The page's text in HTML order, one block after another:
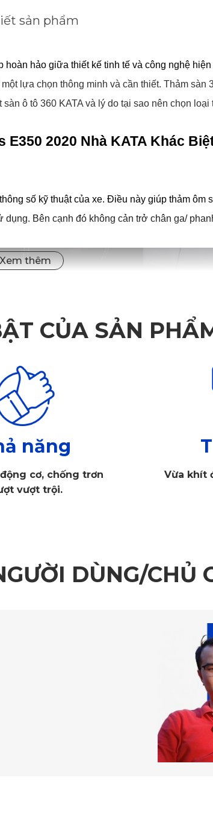
sản phẩm
hảo giữa thiết kế tinh tế và công nghệ
một lựa chọn thông minh và cần thiết. Thảm
ô tô 360 KATA và lý do tại sao nên chọn loại
E350 2020 Nhà KATA Khác
số kỹ thuật của xe. Điều này giúp thảm
Bên cạnh đó không cản trở chân ga/
E350 2020 được thiết kế riêng biệt
CỦA SẢN
năng
cơ, chống trơn
vượt trội.
Vừa khít
DÙNG/CHỦ